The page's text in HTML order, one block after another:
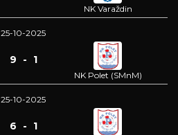
NK Varaždin
25-10-2025
9 - 1
NK Polet (SMnM)
25-10-2025
6 - 1